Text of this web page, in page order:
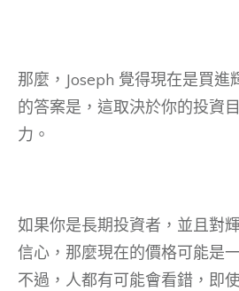
那麼，Joseph 覺得現在是買進
的答案是，這取決於你的投資
力。
如果你是長期投資者，並且對
信心，那麼現在的價格可能是
不過，人都有可能會看錯，即